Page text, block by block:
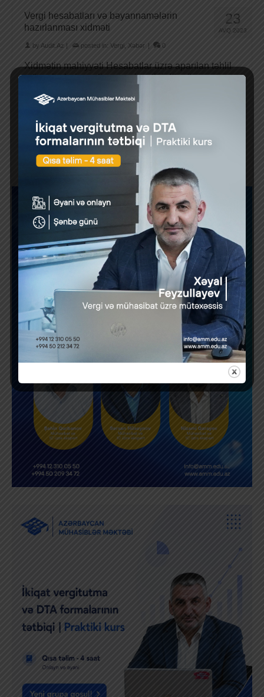
23
AVQ 2023
Vergi hesabatları və bəyannamələrin
hazırlanması xidməti
by Audit.Az | posted in: Vergi Xəbər | 0
Xidmətin mahiyyəti Hesabatlar üzrə aparılan təhlil
müəssisələrin maliyyə vəziyyətini düzgün
təmin etmək üçün son dərəcə …
1 2 3 631